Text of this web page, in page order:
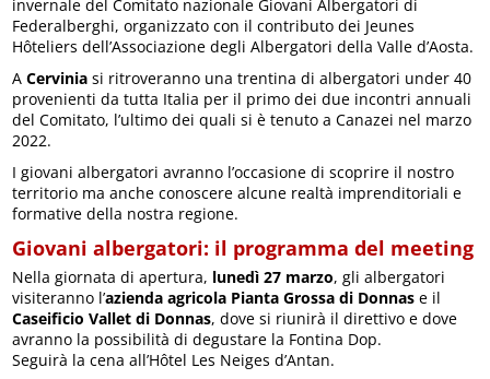
invernale del Comitato nazionale Giovani Albergatori di
Federalberghi, organizzato con il contributo dei Jeunes
Hôteliers dell’Associazione degli Albergatori della Valle d’Aosta.
ACervinia si ritroveranno una trentina di albergatori under 40
provenienti da tutta Italia per il primo dei due incontri annuali
del Comitato, l’ultimo dei quali si è tenuto a Canazei nel marzo
2022.
I giovani albergatori avranno l’occasione di scoprire il nostro
territorio ma anche conoscere alcune realtà imprenditoriali e
formative della nostra regione.
Giovani albergatori: il programma del meeting
Nella giornata di apertura, lunedì 27 marzo, gli albergatori
visiteranno l’azienda agricola Pianta Grossa di Donnas e il
Caseificio Vallet di Donnas, dove si riunirà il direttivo e dove
avranno la possibilità di degustare la Fontina Dop.
Seguirà la cena all’Hôtel Les Neiges d’Antan.